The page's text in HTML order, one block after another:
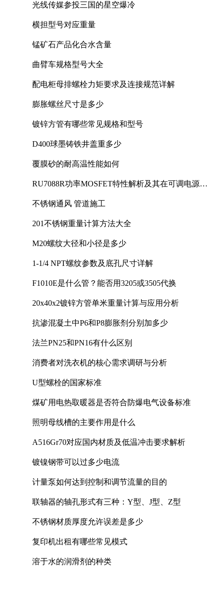
光线传媒参投三国的星空爆冷
横担型号对应重量
锰矿石产品化合水含量
曲臂车规格型号大全
配电柜母排螺栓力矩要求及连接规范详解
膨胀螺丝尺寸是多少
镀锌方管有哪些常见规格和型号
D400球墨铸铁井盖重多少
覆膜砂的耐高温性能如何
RU7088R功率MOSFET特性解析及其在可调电源设
不锈钢通风 管道施工
201不锈钢重量计算方法大全
M20螺纹大径和小径是多少
1-1/4 NPT螺纹参数及底孔尺寸详解
F1010E是什么管？能否用3205或3505代换
20x40x2镀锌方管单米重量计算与应用分析
抗渗混凝土中P6和P8膨胀剂分别加多少
法兰PN25和PN16有什么区别
消费者对洗衣机的核心需求调研与分析
U型螺栓的国家标准
煤矿用电热取暖器是否符合防爆电气设备标准
照明母线槽的主要作用是什么
A516Gr70对应国内材质及低温冲击要求解析
镀镍钢带可以过多少电流
计量泵如何达到控制和调节流量的目的
联轴器的轴孔形式有三种：Y型、J型、Z型
不锈钢材质厚度允许误差是多少
复印机出租有哪些常见模式
溶于水的润滑剂的种类